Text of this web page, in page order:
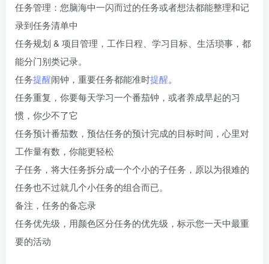
任务管理：您脑海中一闪而过的任务或者想法都能整理和记
录到任务清单中
任务规划 & 项目管理，工作日程、学习目标、生活琐事，都
能分门别类记录。
任务提醒闹钟，重要任务都能准时提醒。
任务重复，你要每天学习一个番茄钟，或者养成早起的习
惯，你少不了它
任务预计番茄数，预估任务的预计完成的目标时间，心里对
工作量有数，你能更轻松
子任务，将大任务拆分成一个个小的子任务，原以为很难的
任务也不过就几个小任务的组合而已。
备注，任务的备忘录
任务优先级，用颜色区分任务的优先级，标示您一天中最重
要的活动